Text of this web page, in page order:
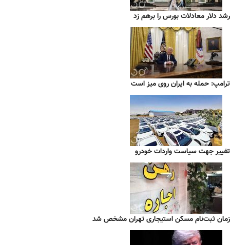
رشد دلار معادلات بورس را برهم زد
ترامپ: حمله به ایران روی میز است
تغییر جهت سیاست واردات خودرو
زمان ثبت‌نام مسکن استیجاری تهران مشخص شد